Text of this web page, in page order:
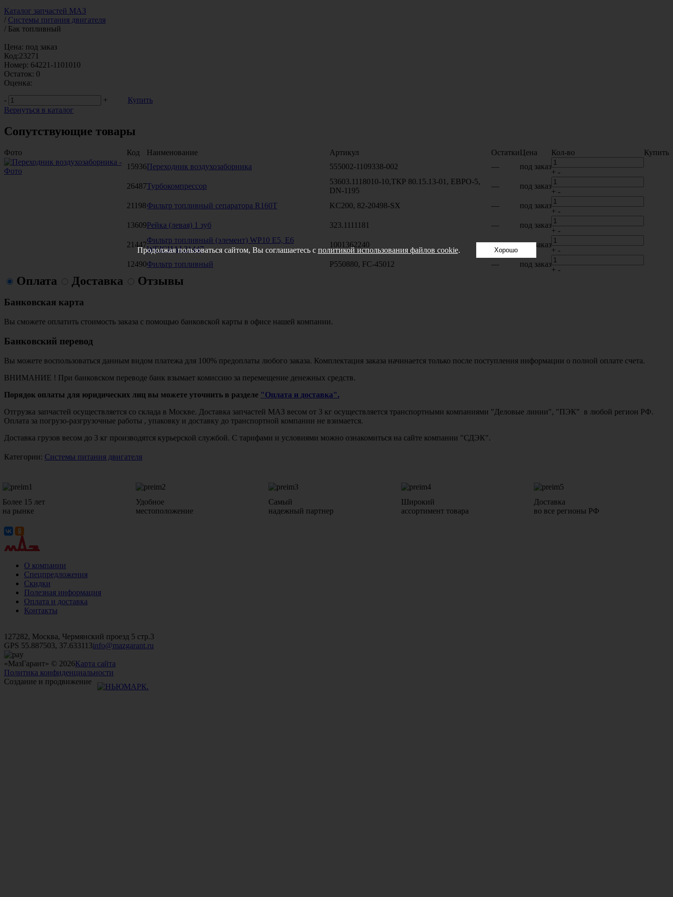
Каталог запчастей МАЗ
/ Системы питания двигателя
/ Бак топливный
Цена: под заказ
Код:23271
Номер: 64221-1101010
Остаток: 0
Оценка:
-
+
Купить
Вернуться в каталог
Сопутствующие товары
Фото Код Наименование Артикул ОстаткиЦена Кол-во
Купить
15936Переходник воздухозаборника 555002-1109338-002 — под заказ
+ -
26487Турбокомпрессор
53603.1118010-10,ТКР 80.15.13-01, ЕВРО-5,
DN-1195
— под заказ
+ -
21198Фильтр топливный сепаратора R160T KC200, 82-20498-SX — под заказ
+ -
13609Рейка (левая) 1 зуб 323.1111181 — под заказ
+ -
21447
Фильтр топливный (элемент) WP10 E5, E6
WEICHAI 21447
1001362240 — под заказ
+ -
12490Фильтр топливный P550880, FC-45012 — под заказ
+ -
Оплата Доставка Отзывы
Банковская карта
Вы сможете оплатить стоимость заказа с помощью банковской карты в офисе нашей компании.
Банковский перевод
Вы можете воспользоваться данным видом платежа для 100% предоплаты любого заказа. Комплектация заказа начинается только после поступления информации о полной оплате счета.
ВНИМАНИЕ ! При банковском переводе банк взымает комиссию за перемещение денежных средств.
Порядок оплаты для юридических лиц вы можете уточнить в разделе "Оплата и доставка".
Отгрузка запчастей осуществляется со склада в Москве. Доставка запчастей МАЗ весом от 3 кг осуществляется транспортными компаниями "Деловые линии", "ПЭК" в любой регион РФ.
Оплата за погрузо-разгрузочные работы , упаковку и доставку до транспортной компании не взимается.
Доставка грузов весом до 3 кг производятся курьерской службой. С тарифами и условиями можно ознакомиться на сайте компании "СДЭК".
Категории: Системы питания двигателя
Более 15 лет
на рынке
Удобное
местоположение
Самый
надежный партнер
Широкий
ассортимент товара
Доставка
во все регионы РФ
О компании
Спецпредложения
Скидки
Полезная информация
Оплата и доставка
Контакты
127282, Москва, Чермянский проезд 5 стр.3
GPS 55.887503, 37.633113info@mazgarant.ru
«МазГарант» © 2026Карта сайта
Политика конфиденциальности
Создание и продвижение
Продолжая пользоваться сайтом, Вы соглашаетесь с политикой использования файлов cookie. Хорошо